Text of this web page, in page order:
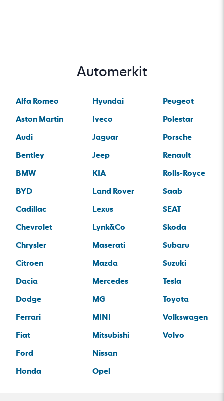
Automerkit
Alfa Romeo
Aston Martin
Audi
Bentley
BMW
BYD
Cadillac
Chevrolet
Chrysler
Citroen
Dacia
Dodge
Ferrari
Fiat
Ford
Honda
Hyundai
Iveco
Jaguar
Jeep
KIA
Land Rover
Lexus
Lynk&Co
Maserati
Mazda
Mercedes
MG
MINI
Mitsubishi
Nissan
Opel
Peugeot
Polestar
Porsche
Renault
Rolls-Royce
Saab
SEAT
Skoda
Subaru
Suzuki
Tesla
Toyota
Volkswagen
Volvo